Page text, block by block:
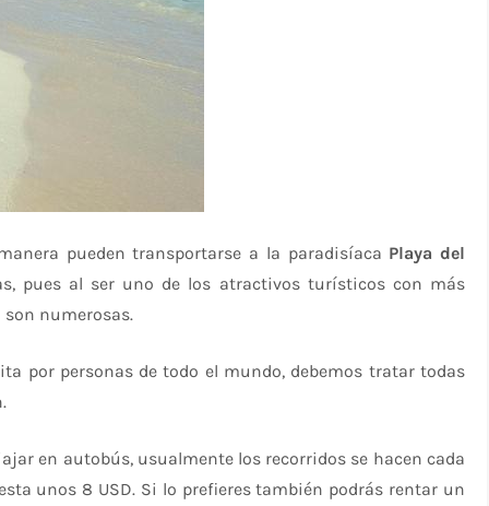
pueden transportarse a la paradisíaca Playa del
pues al ser uno de los atractivos turísticos con más
son numerosas.
por personas de todo el mundo, debemos tratar todas
en autobús, usualmente los recorridos se hacen cada
unos 8 USD. Si lo prefieres también podrás rentar un